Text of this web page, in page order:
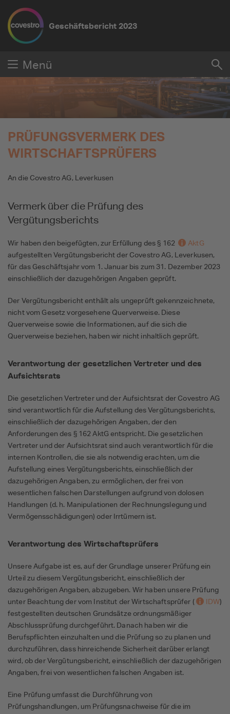
Geschäftsbericht 2023
Menü
Reset
PRÜFUNGSVERMERK DES
WIRTSCHAFTSPRÜFERS
An die Covestro AG, Leverkusen
Vermerk über die Prüfung des
Vergütungsberichts
Wir haben den beigefügten, zur Erfüllung des § 162
AktG
aufgestellten Vergütungsbericht der Covestro AG, Leverkusen,
für das Geschäftsjahr vom 1. Januar bis zum 31. Dezember 2023
einschließlich der dazugehörigen Angaben geprüft.
Der Vergütungsbericht enthält als ungeprüft gekennzeichnete,
nicht vom Gesetz vorgesehene Querverweise. Diese
Querverweise sowie die Informationen, auf die sich die
Querverweise beziehen, haben wir nicht inhaltlich geprüft.
Verantwortung der gesetzlichen Vertreter und des
Aufsichtsrats
Die gesetzlichen Vertreter und der Aufsichtsrat der Covestro AG
sind verantwortlich für die Aufstellung des Vergütungsberichts,
einschließlich der dazugehörigen Angaben, der den
Anforderungen des § 162 AktG entspricht. Die gesetzlichen
Vertreter und der Aufsichtsrat sind auch verantwortlich für die
internen Kontrollen, die sie als notwendig erachten, um die
Aufstellung eines Vergütungsberichts, einschließlich der
dazugehörigen Angaben, zu ermöglichen, der frei von
wesentlichen falschen Darstellungen aufgrund von dolosen
Handlungen (d. h. Manipulationen der Rechnungslegung und
Vermögensschädigungen) oder Irrtümern ist.
Verantwortung des Wirtschaftsprüfers
Unsere Aufgabe ist es, auf der Grundlage unserer Prüfung ein
Urteil zu diesem Vergütungsbericht, einschließlich der
dazugehörigen Angaben, abzugeben. Wir haben unsere Prüfung
unter Beachtung der vom Institut der Wirtschaftsprüfer (
IDW)
festgestellten deutschen Grundsätze ordnungsmäßiger
Abschlussprüfung durchgeführt. Danach haben wir die
Berufspflichten einzuhalten und die Prüfung so zu planen und
durchzuführen, dass hinreichende Sicherheit darüber erlangt
wird, ob der Vergütungsbericht, einschließlich der dazugehörigen
Angaben, frei von wesentlichen falschen Angaben ist.
Eine Prüfung umfasst die Durchführung von
Prüfungshandlungen, um Prüfungsnachweise für die im